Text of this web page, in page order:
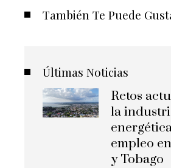
También Te Puede
Últimas Noticias
Retos
la
empleo
y Tobago